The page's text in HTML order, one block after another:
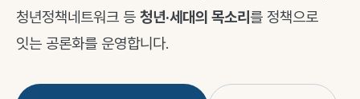
청년정책네트워크 등 청년·세대의 목소리 를 정책으로
잇는 공론화를 운영합니다.